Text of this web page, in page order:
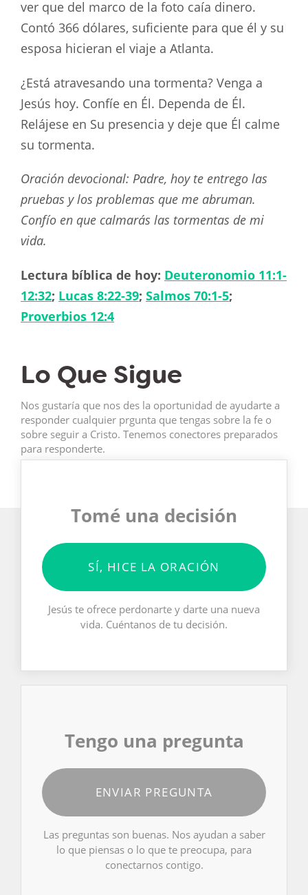
ver que del marco de la foto caía dinero.
Contó 366 dólares, suficiente para que él y su
esposa hicieran el viaje a Atlanta.
¿Está atravesando una tormenta? Venga a
Jesús hoy. Confíe en Él. Dependa de Él.
Relájese en Su presencia y deje que Él calme
su tormenta.
Oración devocional: Padre, hoy te entrego las
pruebas y los problemas que me abruman.
Confío en que calmarás las tormentas de mi
vida.
Lectura bíblica de hoy: Deuteronomio 11:1-
12:32; Lucas 8:22-39; Salmos 70:1-5;
Proverbios 12:4
Lo Que Sigue
Nos gustaría que nos des la oportunidad de ayudarte a
responder cualquier prgunta que tengas sobre la fe o
sobre seguir a Cristo. Tenemos conectores preparados
para responderte.
Tomé una decisión
SÍ, HICE LA ORACIÓN
Jesús te ofrece perdonarte y darte una nueva
vida. Cuéntanos de tu decisión.
Tengo una pregunta
ENVIAR PREGUNTA
Las preguntas son buenas. Nos ayudan a saber
lo que piensas o lo que te preocupa, para
conectarnos contigo.